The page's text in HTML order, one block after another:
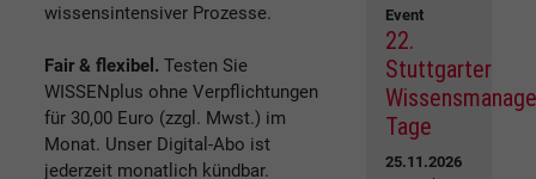
wissensintensiver Prozesse.
Fair & flexibel. Testen Sie
WISSENplus ohne Verpflichtungen
für 30,00 Euro (zzgl. Mwst.) im
Monat. Unser Digital-Abo ist
jederzeit monatlich kündbar.
Event
22.
Stuttgarter
Tage
25.11.2026